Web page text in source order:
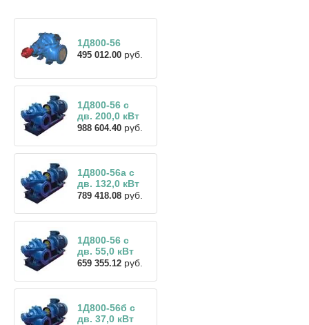
1Д800-56
495 012.00 руб.
1Д800-56 с
дв. 200,0 кВт
988 604.40 руб.
1Д800-56а с
дв. 132,0 кВт
789 418.08 руб.
1Д800-56 с
дв. 55,0 кВт
659 355.12 руб.
1Д800-56б с
дв. 37,0 кВт